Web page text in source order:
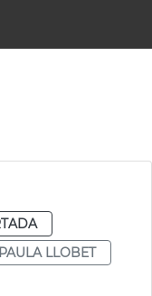
PAULA LLOBET